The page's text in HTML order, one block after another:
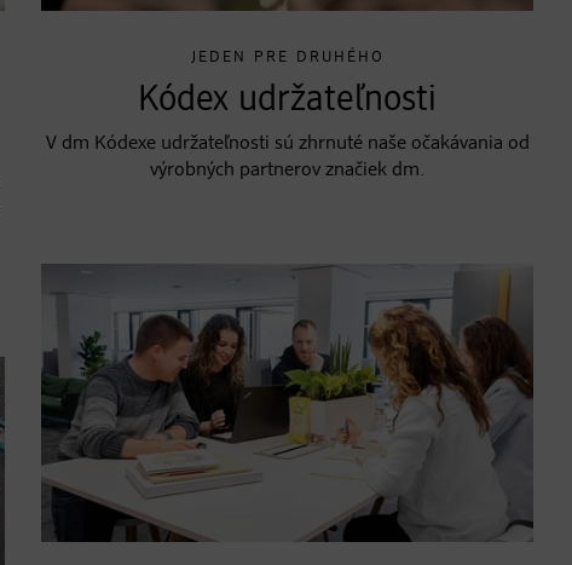
JEDEN PRE DRUHÉHO
Kódex udržateľnosti
V dm Kódexe udržateľnosti sú zhrnuté naše očakávania od
výrobných partnerov značiek dm.